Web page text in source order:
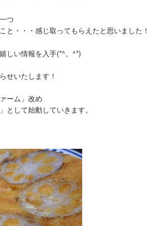
つ
と・・・感じ取ってもらえたと思いました！
しい情報を入手(*^。^*)
せいたします！
ーム」改め
して始動していきます。